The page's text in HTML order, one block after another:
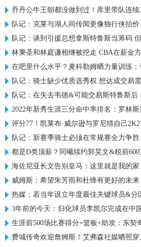
乔丹公牛王朝都没做到过！库里带队连
队记：克莱与湖人间传闻更像独行侠抬
队记：谈到引援总想拿斯特鲁斯当筹码
林秉圣和林庭谦相继被挖走 CBA在薪金
在吧里什么水平？麦科勒姆晒力量训练：引
队记：骑士缺少优质选秀权 想达成交易
队记：在失去韦德&可能交易斯特鲁斯后
2022年新秀生涯三分命中率排名：罗林
评分77！凯莱布·威尔逊与罗尼猜自己
队记：新赛季骑士必须在常规赛全力争
都是D类顶薪？同曦续约郭昊文&税前600
海佐尼亚长文告别皇马：这里就是我的
威姆斯：希望朱芳雨和杜锋有更好的未
热媒：若当年设立年度最佳关键球员&分区
3年前的今天：归化球员李凯尔完成在中
生涯前500场比赛得分+篮板+助攻：东契奇
费城传奇欢迎詹姆斯！艾弗森社媒晒照穿